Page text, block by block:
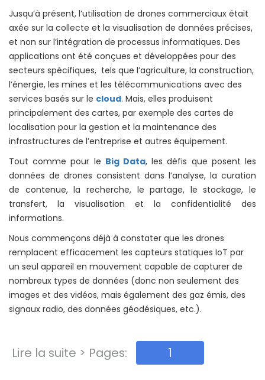
Jusqu’à présent, l’utilisation de drones commerciaux était
axée sur la collecte et la visualisation de données précises,
et non sur l’intégration de processus informatiques. Des
applications ont été conçues et développées pour des
secteurs spécifiques, tels que l’agriculture, la construction,
l’énergie, les mines et les télécommunications avec des
services basés sur le cloud. Mais, elles produisent
principalement des cartes, par exemple des cartes de
localisation pour la gestion et la maintenance des
infrastructures de l’entreprise et autres équipement.
Tout comme pour le Big Data, les défis que posent les
données de drones consistent dans l’analyse, la curation
de contenue, la recherche, le partage, le stockage, le
transfert, la visualisation et la confidentialité des
informations.
Nous commençons déjà à constater que les drones
remplacent efficacement les capteurs statiques IoT par
un seul appareil en mouvement capable de capturer de
nombreux types de données (donc non seulement des
images et des vidéos, mais également des gaz émis, des
signaux radio, des données géodésiques, etc.).
Lire la suite > Pages: 1